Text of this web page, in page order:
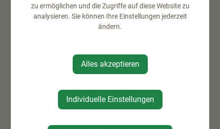
zu ermöglichen und die Zugriffe auf diese Website zu
analysieren. Sie können Ihre Einstellungen jederzeit
ändern.
Alles akzeptieren
Individuelle Einstellungen